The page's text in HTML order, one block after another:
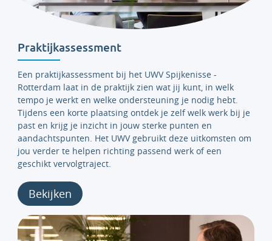
Praktijkassessment
Een praktijkassessment bij het UWV Spijkenisse -
Rotterdam laat in de praktijk zien wat jij kunt, in welk
tempo je werkt en welke ondersteuning je nodig hebt.
Tijdens een korte plaatsing ontdek je zelf welk werk bij je
past en krijg je inzicht in jouw sterke punten en
aandachtspunten. Het UWV gebruikt deze uitkomsten om
jou verder te helpen richting passend werk of een
geschikt vervolgtraject.
Bekijken